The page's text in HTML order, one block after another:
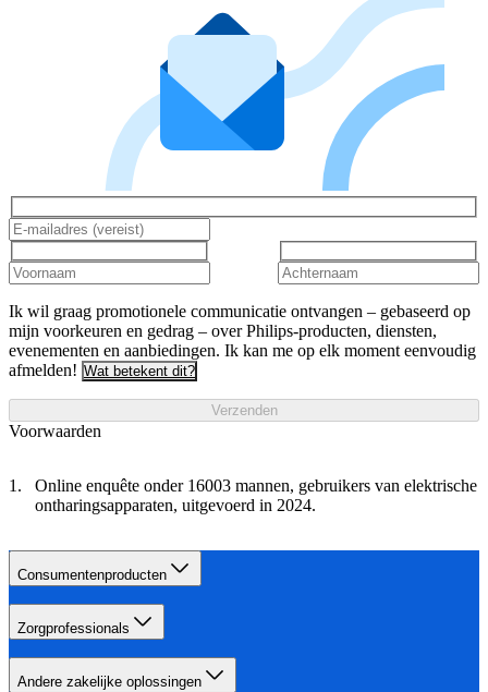
Ik wil graag promotionele communicatie ontvangen – gebaseerd op
mijn voorkeuren en gedrag – over Philips-producten, diensten,
evenementen en aanbiedingen. Ik kan me op elk moment eenvoudig
afmelden! Wat betekent dit?
Verzenden
Voorwaarden
Online enquête onder 16003 mannen, gebruikers van elektrische
ontharingsapparaten, uitgevoerd in 2024.
Consumentenproducten
Zorgprofessionals
Andere zakelijke oplossingen